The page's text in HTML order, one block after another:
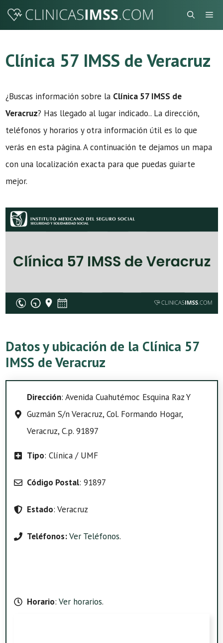
Saltar
Clínica 57 IMSS de Veracruz
¿Buscas información sobre la Clínica 57 IMSS de
Veracruz? Has llegado al lugar indicado.. La dirección,
teléfonos y horarios y otra información útil es lo que
verás en esta página. A continuación te dejamos un mapa
con una localización exacta para que puedas guiarte
mejor.
Datos y ubicación de la Clínica 57
IMSS de Veracruz
Dirección: Avenida Cuahutémoc Esquina Raz Y
Guzmán S/n Veracruz, Col. Formando Hogar,
Veracruz, C.p. 91897
Tipo: Clínica / UMF
Código Postal: 91897
Estado: Veracruz
Teléfonos:Ver Teléfonos.
Horario: Ver horarios.